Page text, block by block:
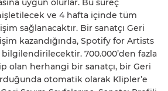
uygun olurlar. Bu süreç
ve 4 hafta içinde tüm
sağlanacaktır. Bir sanatçı Geri
kazandığında, Spotify for Artists
bilgilendirilecektir. 700.000’den fazla
olan herhangi bir sanatçı, bir Geri
otomatik olarak Klipler’e